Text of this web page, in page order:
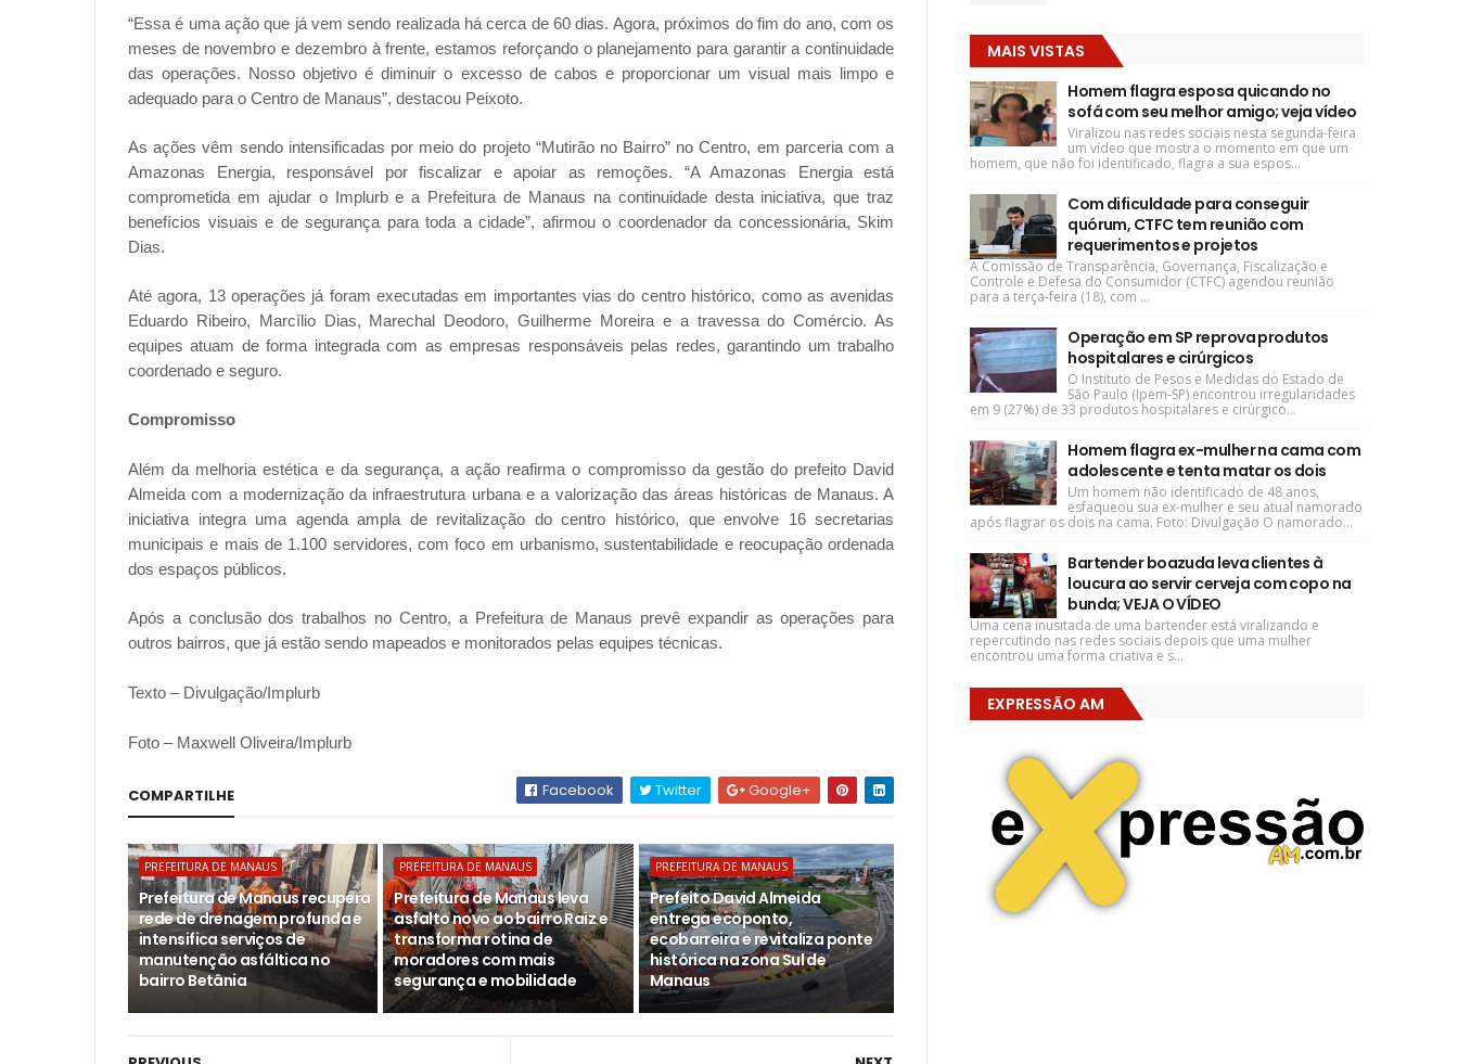
“Essa é uma ação que já vem sendo realizada há cerca de 60 dias. Agora, próximos do fim do ano, com os
meses de novembro e dezembro à frente, estamos reforçando o planejamento para garantir a continuidade
das operações. Nosso objetivo é diminuir o excesso de cabos e proporcionar um visual mais limpo e
adequado para o Centro de Manaus”, destacou Peixoto.
As ações vêm sendo intensificadas por meio do projeto “Mutirão no Bairro” no Centro, em parceria com a
Amazonas Energia, responsável por fiscalizar e apoiar as remoções. “A Amazonas Energia está
comprometida em ajudar o Implurb e a Prefeitura de Manaus na continuidade desta iniciativa, que traz
benefícios visuais e de segurança para toda a cidade”, afirmou o coordenador da concessionária, Skim
Dias.
Até agora, 13 operações já foram executadas em importantes vias do centro histórico, como as avenidas
Eduardo Ribeiro, Marcílio Dias, Marechal Deodoro, Guilherme Moreira e a travessa do Comércio. As
equipes atuam de forma integrada com as empresas responsáveis pelas redes, garantindo um trabalho
coordenado e seguro.
Compromisso
Além da melhoria estética e da segurança, a ação reafirma o compromisso da gestão do prefeito David
Almeida com a modernização da infraestrutura urbana e a valorização das áreas históricas de Manaus. A
iniciativa integra uma agenda ampla de revitalização do centro histórico, que envolve 16 secretarias
municipais e mais de 1.100 servidores, com foco em urbanismo, sustentabilidade e reocupação ordenada
dos espaços públicos.
Após a conclusão dos trabalhos no Centro, a Prefeitura de Manaus prevê expandir as operações para
outros bairros, que já estão sendo mapeados e monitorados pelas equipes técnicas.
Texto – Divulgação/Implurb
Foto – Maxwell Oliveira/Implurb
COMPARTILHE Facebook Twitter Google+
PREFEITURA DE MANAUS
Prefeitura de Manaus recupera
rede de drenagem profunda e
intensifica serviços de
manutenção asfáltica no
bairro Betânia
PREFEITURA DE MANAUS
Prefeitura de Manaus leva
asfalto novo ao bairro Raiz e
transforma rotina de
moradores com mais
segurança e mobilidade
PREFEITURA DE MANAUS
Prefeito David Almeida
entrega ecoponto,
ecobarreira e revitaliza ponte
histórica na zona Sul de
Manaus
MAIS VISTAS
Homem flagra esposa quicando no
sofá com seu melhor amigo; veja vídeo
Viralizou nas redes sociais nesta segunda-feira
um vídeo que mostra o momento em que um
homem, que não foi identificado, flagra a sua espos...
Com dificuldade para conseguir
quórum, CTFC tem reunião com
requerimentos e projetos
A Comissão de Transparência, Governança, Fiscalização e
Controle e Defesa do Consumidor (CTFC) agendou reunião
para a terça-feira (18), com ...
Operação em SP reprova produtos
hospitalares e cirúrgicos
O Instituto de Pesos e Medidas do Estado de
São Paulo (Ipem-SP) encontrou irregularidades
em 9 (27%) de 33 produtos hospitalares e cirúrgico...
Homem flagra ex-mulher na cama com
adolescente e tenta matar os dois
Um homem não identificado de 48 anos,
esfaqueou sua ex-mulher e seu atual namorado
após flagrar os dois na cama. Foto: Divulgação O namorado...
Bartender boazuda leva clientes à
loucura ao servir cerveja com copo na
bunda; VEJA O VÍDEO
Uma cena inusitada de uma bartender está viralizando e
repercutindo nas redes sociais depois que uma mulher
encontrou uma forma criativa e s...
EXPRESSÃO AM